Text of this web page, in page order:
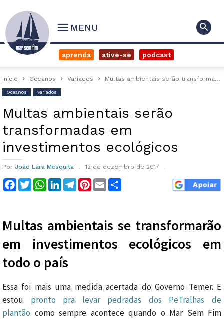
MENU
aprenda ative-se podcast
Início Oceanos Variados Multas ambientais serão transformadas em investimentos ecológicos
Oceanos Variados
Multas ambientais serão
transformadas em
investimentos ecológicos
Por João Lara Mesquita 12 de dezembro de 2017
Facebook
TwitterWhatsApp
LinkedInTelegram
Pinterest
Email
Multas ambientais se transformarão
em investimentos ecológicos em
todo o país
Essa foi mais uma medida acertada do Governo Temer. E
estou pronto pra levar pedradas dos PeTralhas de
plantão como sempre acontece quando o Mar Sem Fim